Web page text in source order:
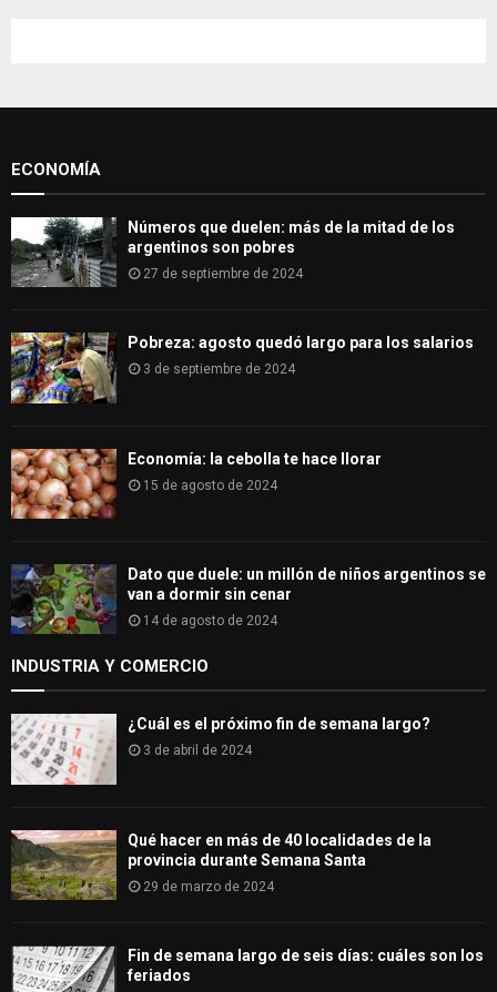
o
H
ECONOMÍA
Números que duelen: más de la mitad de los
argentinos son pobres
27 de septiembre de 2024
Pobreza: agosto quedó largo para los salarios
3 de septiembre de 2024
Economía: la cebolla te hace llorar
15 de agosto de 2024
Dato que duele: un millón de niños argentinos se
van a dormir sin cenar
14 de agosto de 2024
INDUSTRIA Y COMERCIO
¿Cuál es el próximo fin de semana largo?
3 de abril de 2024
Qué hacer en más de 40 localidades de la
provincia durante Semana Santa
29 de marzo de 2024
Fin de semana largo de seis días: cuáles son los
feriados